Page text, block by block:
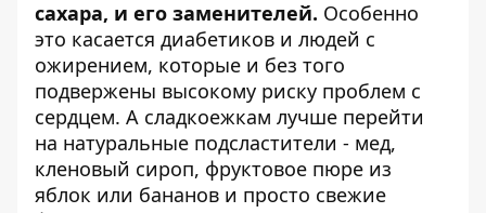
сахара, и его заменителей. Особенно
это касается диабетиков и людей с
ожирением, которые и без того
подвержены высокому риску проблем с
сердцем. А сладкоежкам лучше перейти
на натуральные подсластители - мед,
кленовый сироп, фруктовое пюре из
яблок или бананов и просто свежие